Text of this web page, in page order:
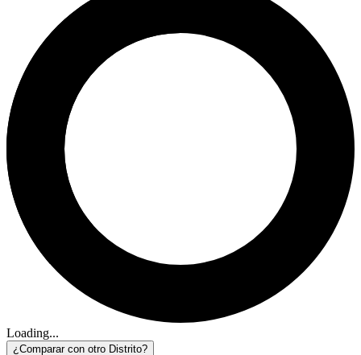
Loading...
¿Comparar con otro Distrito?